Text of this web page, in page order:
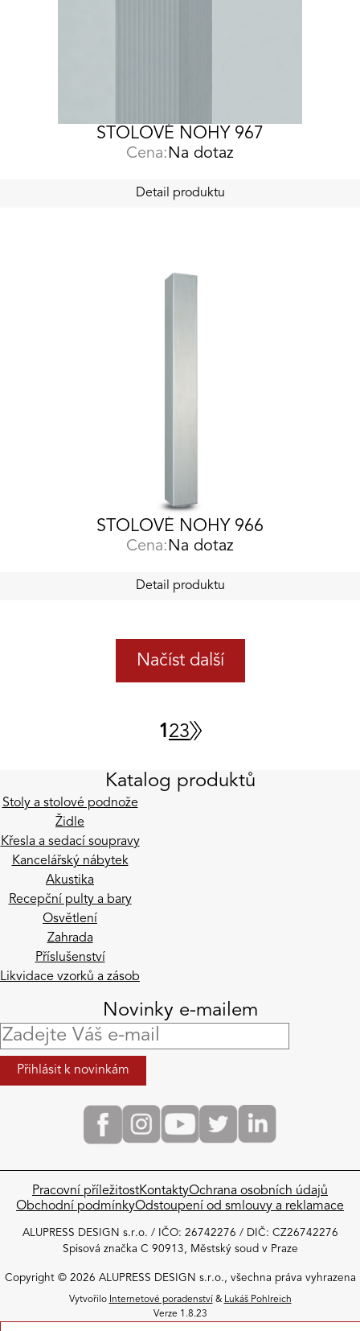
STOLOVÉ NOHY 967
Cena: Na dotaz
Detail produktu
STOLOVÉ NOHY 966
Cena: Na dotaz
Detail produktu
Načíst další
123
Katalog produktů
Stoly a stolové podnože
Židle
Křesla a sedací soupravy
Kancelářský nábytek
Akustika
Recepční pulty a bary
Osvětlení
Zahrada
Příslušenství
Likvidace vzorků a zásob
Novinky e-mailem
Pracovní příležitostKontaktyOchrana osobních údajů
Obchodní podmínky​Odstoupení od smlouvy a reklamace
ALUPRESS DESIGN s.r.o. / IČO: 26742276 / DIČ: CZ26742276
Spisová značka C 90913, Městský soud v Praze
Copyright © 2026 ALUPRESS DESIGN s.r.o., všechna práva vyhrazena
Vytvořilo Internetové poradenství & Lukáš Pohlreich
Verze 1.8.23